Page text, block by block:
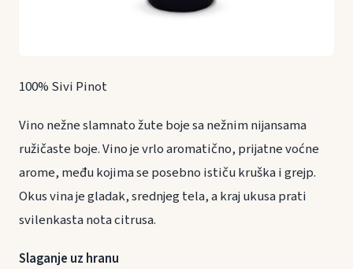
100% Sivi Pinot
Vino nežne slamnato žute boje sa nežnim nijansama
ružičaste boje. Vino je vrlo aromatično, prijatne voćne
arome, među kojima se posebno ističu kruška i grejp.
Okus vina je gladak, srednjeg tela, a kraj ukusa prati
svilenkasta nota citrusa.
Slaganje uz hranu